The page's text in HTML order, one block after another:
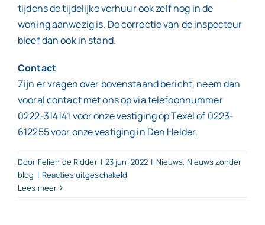
tijdens de tijdelijke verhuur ook zelf nog in de
woning aanwezig is. De correctie van de inspecteur
bleef dan ook in stand.
Contact
Zijn er vragen over bovenstaand bericht, neem dan
vooral contact met ons op via telefoonnummer
0222-314141 voor onze vestiging op Texel of 0223-
612255 voor onze vestiging in Den Helder.
Door Felien de Ridder | 23 juni 2022 | Nieuws, Nieuws zonder
blog | Reacties uitgeschakeld
Lees meer